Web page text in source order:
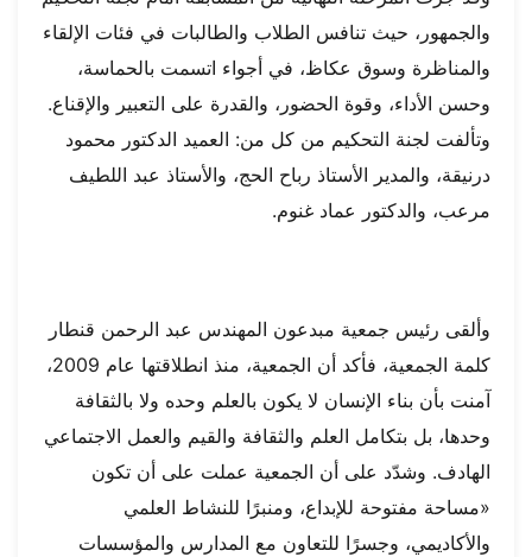
والجمهور، حيث تنافس الطلاب والطالبات في فئات الإلقاء
والمناظرة وسوق عكاظ، في أجواء اتسمت بالحماسة،
وحسن الأداء، وقوة الحضور، والقدرة على التعبير والإقناع.
وتألفت لجنة التحكيم من كل من: العميد الدكتور محمود
درنيقة، والمدير الأستاذ رباح الحج، والأستاذ عبد اللطيف
مرعب، والدكتور عماد غنوم.
وألقى رئيس جمعية مبدعون المهندس عبد الرحمن قنطار
كلمة الجمعية، فأكد أن الجمعية، منذ انطلاقتها عام 2009،
آمنت بأن بناء الإنسان لا يكون بالعلم وحده ولا بالثقافة
وحدها، بل بتكامل العلم والثقافة والقيم والعمل الاجتماعي
الهادف. وشدّد على أن الجمعية عملت على أن تكون
«مساحة مفتوحة للإبداع، ومنبرًا للنشاط العلمي
والأكاديمي، وجسرًا للتعاون مع المدارس والمؤسسات